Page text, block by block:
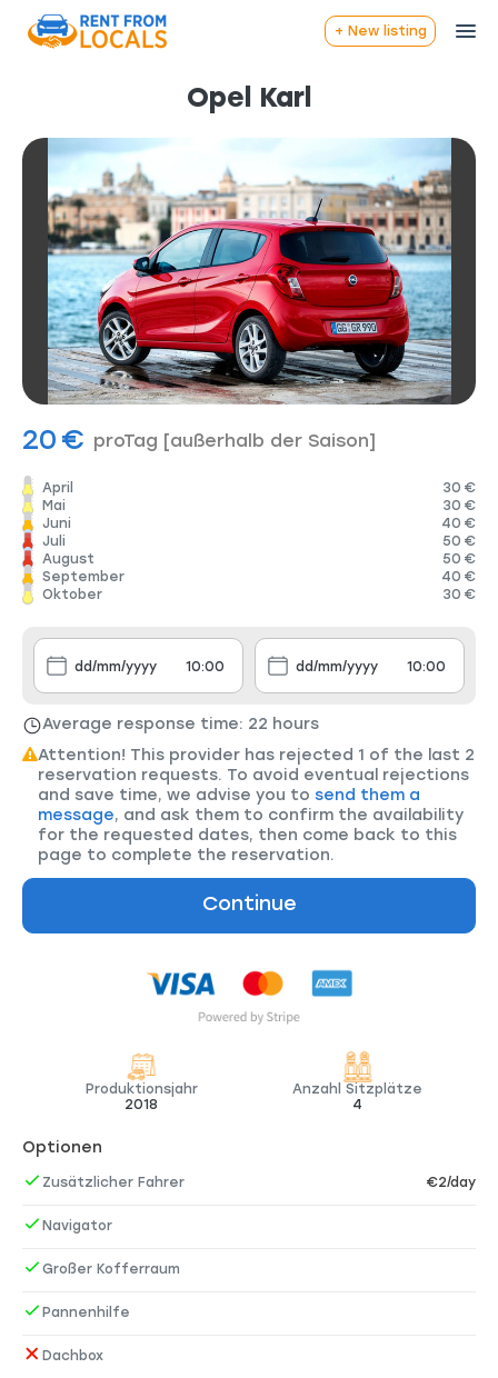
+ New listing
Opel Karl
Produktionsjahr
2018
Anzahl Sitzplätze
4
Optionen
Zusätzlicher Fahrer €2/day
Navigator
Großer Kofferraum
Pannenhilfe
Dachbox
20 € proTag [außerhalb der Saison]
April
30 €
Mai
30 €
Juni
40 €
Juli
50 €
August
50 €
September
40 €
Oktober
30 €
Average response time: 22 hours
Attention! This provider has rejected 1 of the last 2
reservation requests. To avoid eventual rejections
and save time, we advise you to send them a
message, and ask them to confirm the availability
for the requested dates, then come back to this
page to complete the reservation.
Continue